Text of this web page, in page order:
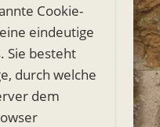
Cookie-
eindeutige
Sie besteht
durch welche
dem